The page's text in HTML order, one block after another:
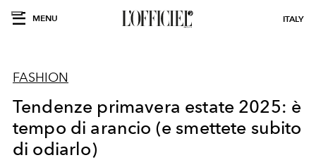
MENU ITALY
FASHION
Tendenze primavera estate 2025: è
tempo di arancio (e smettete subito
di odiarlo)